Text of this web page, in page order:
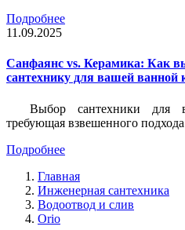
Подробнее
11.09.2025
Санфаянс vs. Керамика: Как
сантехнику для вашей ванной
Выбор сантехники для
требующая взвешенного
Подробнее
Главная
Инженерная сантехника
Водоотвод и слив
Orio